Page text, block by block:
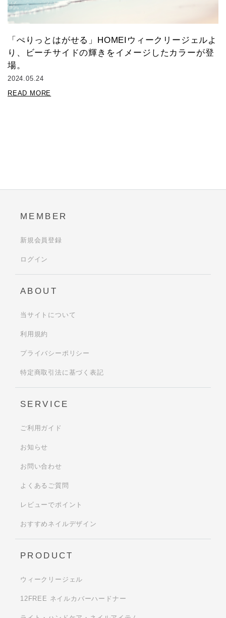
「ぺりっとはがせる」HOMEIウィークリージェルよ
り、ビーチサイドの輝きをイメージしたカラーが登
場。
2024.05.24
READ MORE
MEMBER
新規会員登録
ログイン
ABOUT
当サイトについて
利用規約
プライバシーポリシー
特定商取引法に基づく表記
SERVICE
ご利用ガイド
お知らせ
お問い合わせ
よくあるご質問
レビューでポイント
おすすめネイルデザイン
PRODUCT
ウィークリージェル
12FREE ネイルカバーハードナー